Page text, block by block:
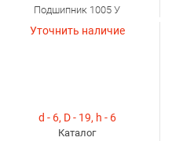
Подшипник 1005 У
Уточнить наличие
d - 6, D - 19, h - 6
Каталог